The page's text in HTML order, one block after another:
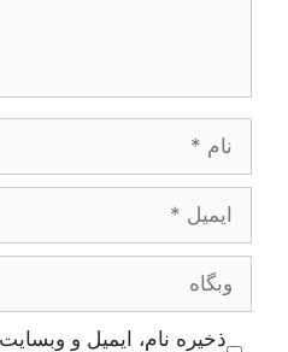
وبگاه
ذخیره نام، ایمیل و